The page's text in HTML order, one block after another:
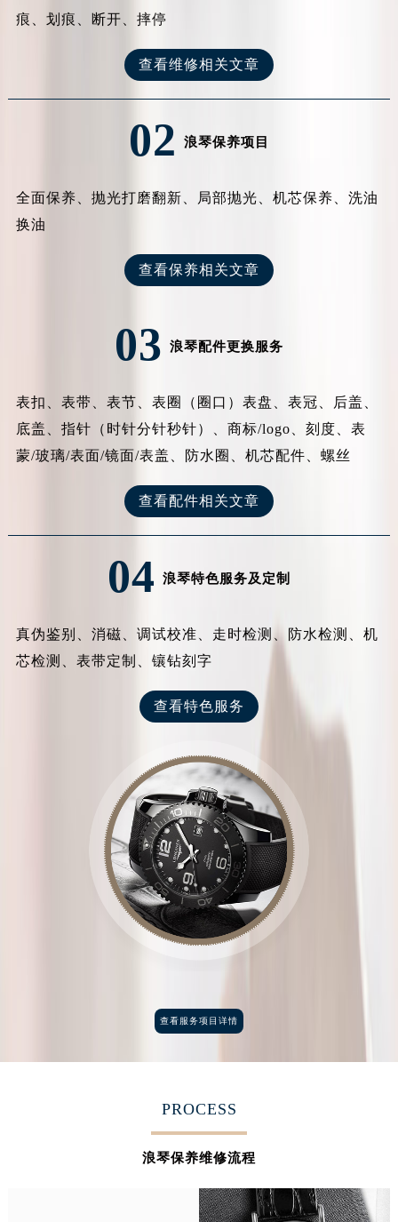
痕、划痕、断开、摔停
查看维修相关文章
02 浪琴保养项目
全面保养、抛光打磨翻新、局部抛光、机芯保养、洗油
换油
查看保养相关文章
03 浪琴配件更换服务
表扣、表带、表节、表圈（圈口）表盘、表冠、后盖、
底盖、指针（时针分针秒针）、商标/logo、刻度、表
蒙/玻璃/表面/镜面/表盖、防水圈、机芯配件、螺丝
查看配件相关文章
04 浪琴特色服务及定制
真伪鉴别、消磁、调试校准、走时检测、防水检测、机
芯检测、表带定制、镶钻刻字
查看特色服务
查看服务项目详情
PROCESS
浪琴保养维修流程